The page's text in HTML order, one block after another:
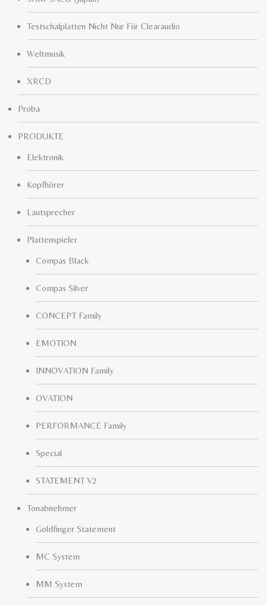
Testschalplatten Nicht Nur Für Clearaudio
Weltmusik
XRCD
Proba
PRODUKTE
Elektronik
Kopfhörer
Lautsprecher
Plattenspieler
Compas Black
Compas Silver
CONCEPT Family
EMOTION
INNOVATION Family
OVATION
PERFORMANCE Family
Special
STATEMENT V2
Tonabnehmer
Goldfinger Statement
MC System
MM System